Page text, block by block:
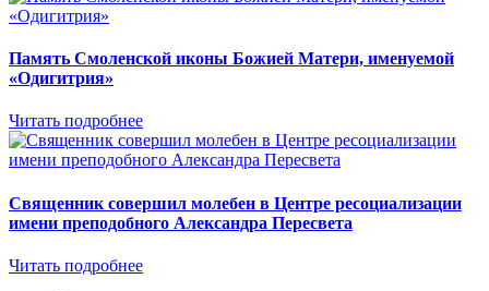
Память Смоленской иконы Божией Матери, именуемой
«Одигитрия»
Читать подробнее
Священник совершил молебен в Центре ресоциализации
имени преподобного Александра Пересвета
Читать подробнее